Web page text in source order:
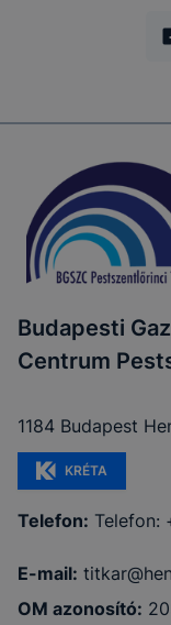
Budapesti
Centrum
1184 Budapest
KRÉTA
Telefon: Telefon:
E-mail:
OM azonosító: